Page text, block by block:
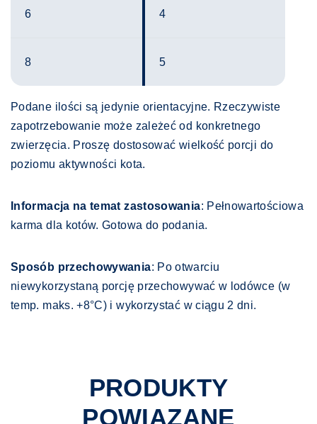
6 4
8 5
Podane ilości są jedynie orientacyjne. Rzeczywiste
zapotrzebowanie może zależeć od konkretnego
zwierzęcia. Proszę dostosować wielkość porcji do
poziomu aktywności kota.
Informacja na temat zastosowania: Pełnowartościowa
karma dla kotów. Gotowa do podania.
Sposób przechowywania: Po otwarciu
niewykorzystaną porcję przechowywać w lodówce (w
temp. maks. +8°C) i wykorzystać w ciągu 2 dni.
PRODUKTY
POWIĄZANE